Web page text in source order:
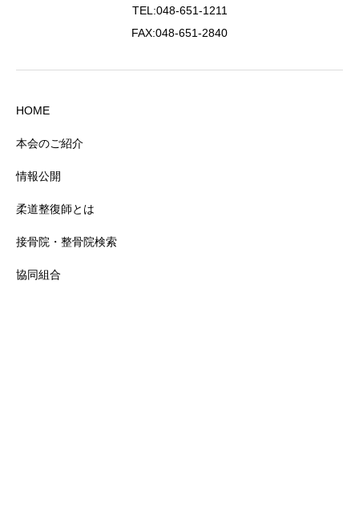
TEL:048-651-1211
FAX:048-651-2840
HOME
本会のご紹介
情報公開
柔道整復師とは
接骨院・整骨院検索
協同組合